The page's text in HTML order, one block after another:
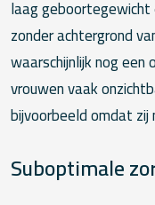
laag geboortegewicht
zonder achtergrond
waarschijnlijk nog
vrouwen vaak
bijvoorbeeld omdat zij
Suboptimale